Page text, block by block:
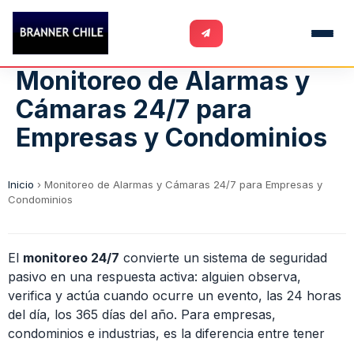
Monitoreo de Alarmas y
Cámaras 24/7 para
Empresas y Condominios
Inicio › Monitoreo de Alarmas y Cámaras 24/7 para Empresas y
Condominios
El monitoreo 24/7 convierte un sistema de seguridad
pasivo en una respuesta activa: alguien observa,
verifica y actúa cuando ocurre un evento, las 24 horas
del día, los 365 días del año. Para empresas,
condominios e industrias, es la diferencia entre tener